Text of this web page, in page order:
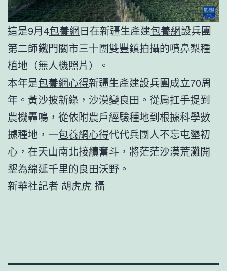
這是9月4包養網日在新疆生產建包養網設兵團
第二師鐵門關市三十團雙豐鎮拍攝的噴鼻梨種
植地（無人機照片）。
本年是包養網心得新疆生產建設兵團成立70周
年。黃沙披新綠，沙漠變良田。從肩扛手提到
農機轟鳴，從依附農戶經驗種地到根據科學數
據種地，一包養網心得代代兵團人不忘屯墾初
心，在天山南北接續奮斗，將茫茫沙漠荒灘開
墾為綿延千里的良田沃野。
新華社記者 胡虎虎 攝